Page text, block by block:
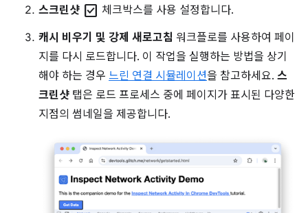
스크린샷 check_box 체크박스를 사용 설정합니다.
캐시 비우기 및 강제 새로고침 워크플로를 사용하여 페이
지를 다시 로드합니다. 이 작업을 실행하는 방법을 상기
해야 하는 경우 느린 연결 시뮬레이션을 참고하세요. 스
크린샷 탭은 로드 프로세스 중에 페이지가 표시된 다양한
지점의 썸네일을 제공합니다.